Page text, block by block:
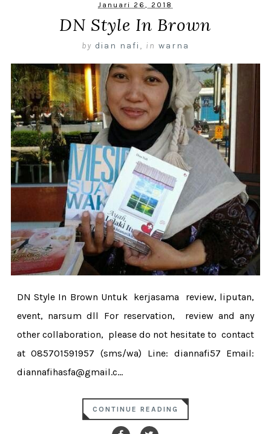
Januari 26, 2018
DN Style In Brown
by dian nafi , in warna
DN Style In Brown Untuk kerjasama review, liputan,
event, narsum dll For reservation, review and any
other collaboration, please do not hesitate to contact
at 085701591957 (sms/wa) Line: diannafi57 Email:
diannafihasfa@gmail.c...
CONTINUE READING